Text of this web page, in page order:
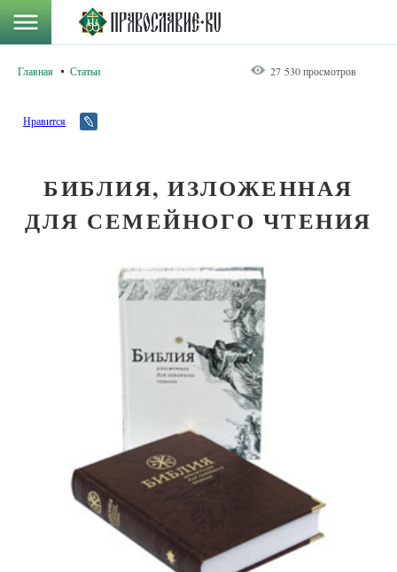
Главная Статьи 27 530 просмотров
Нравится
БИБЛИЯ, ИЗЛОЖЕННАЯ
ДЛЯ СЕМЕЙНОГО ЧТЕНИЯ